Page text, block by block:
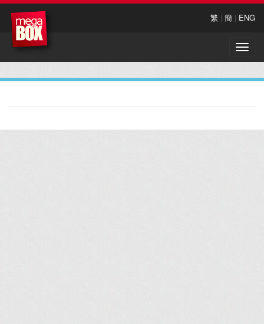
繁 | 簡 | ENG
Toggle